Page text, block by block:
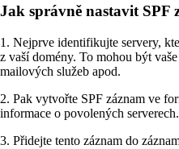
Jak správně nastavit SPF
1. Nejprve identifikujte servery,
z vaší domény. To mohou být
mailových služeb apod.
2. Pak vytvořte SPF záznam ve
informace o povolených serverech.
3. Přidejte tento záznam do